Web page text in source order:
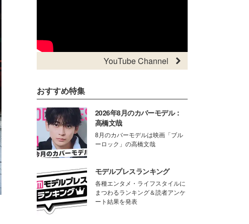
YouTube Channel
おすすめ特集
2026年8月のカバーモデル：
高橋文哉
8月のカバーモデルは映画「ブル
ーロック」の高橋文哉
モデルプレスランキング
各種エンタメ・ライフスタイルに
まつわるランキング＆読者アンケ
ート結果を発表